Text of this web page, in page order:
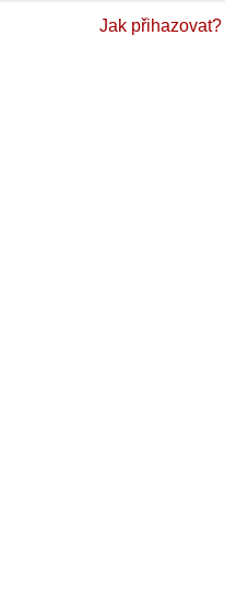
Jak přihazovat?